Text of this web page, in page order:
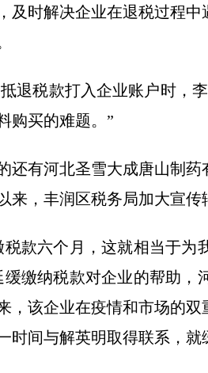
及时解决企业在退税过程
退税款打入企业账户时，
购买的难题。”
还有河北圣雪大成唐山制
来，丰润区税务局加大宣
税款六个月，这就相当于
缓缴纳税款对企业的帮助
，该企业在疫情和市场的
时间与解英明取得联系，